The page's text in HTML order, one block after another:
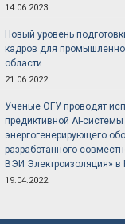
14.06.2023
Новый уровень
кадров для
области
21.06.2022
Ученые ОГУ проводят
предиктивной AI-
энергогенерирующего
разработанного
ВЭИ Электроизоляция»
19.04.2022